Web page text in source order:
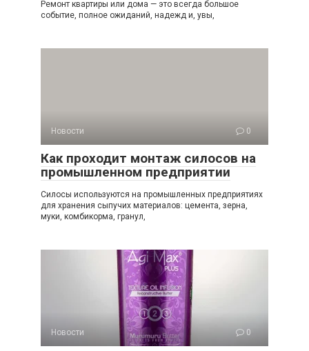
Ремонт квартиры или дома — это всегда большое
событие, полное ожиданий, надежд и, увы,
Новости 0
Как проходит монтаж силосов на
промышленном предприятии
Силосы используются на промышленных предприятиях
для хранения сыпучих материалов: цемента, зерна,
муки, комбикорма, гранул,
Новости 0